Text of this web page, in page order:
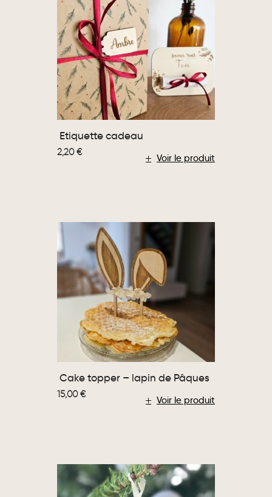
Voir le produit
Etiquette cadeau
2,20€
Voir le produit
Cake topper – lapin de Pâques
15,00€